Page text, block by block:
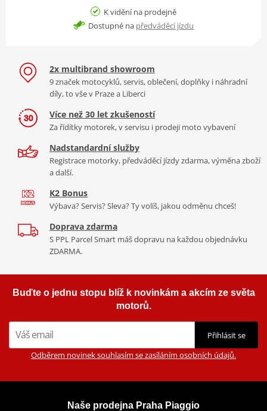
K vidění na prodejně
Dostupné na předváděcí jízdu
2x multibrand showroom
9 značek motocyklů, servis, oblečení, doplňky i náhradní
díly, to vše v Praze a Liberci
Více než 30 let zkušeností
Za řídítky motorek, v servisu i prodeji moto vybavení
Nadstandardní služby
Registrace motorky, předváděcí jízdy zdarma, výměna zboží
a další.
K2 Bonus
Výbava? Servis? Sleva? Ty volíš, jakou odměnu chceš!
Doprava zdarma
S PPL Parcel Smart máš dopravu na každou objednávku
ZDARMA.
Buďte o jednu stopu blíž k novinkám a akcím ze světa
motorů.
Přihlásit se
Odběrem novinek souhlasím se zasíláním osobních údajů.
Naše prodejna Praha Piaggio